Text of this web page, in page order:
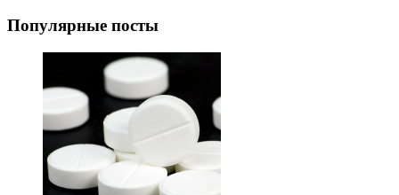
Популярные посты